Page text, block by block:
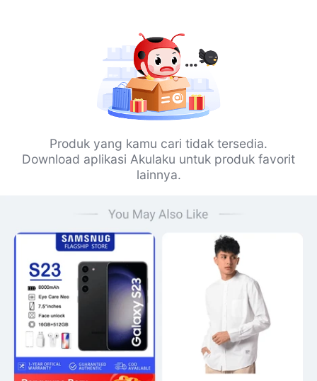
Produk yang kamu cari tidak tersedia.
Download aplikasi Akulaku untuk produk favorit
lainnya.